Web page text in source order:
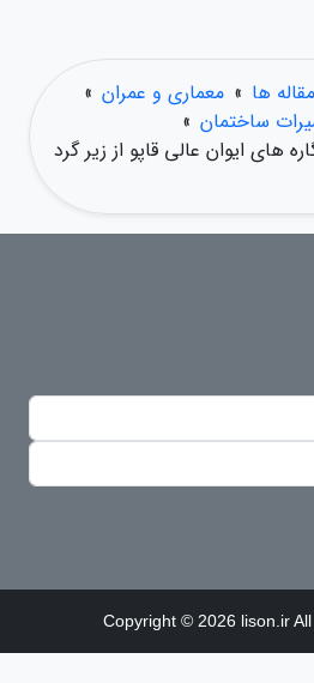
ها » معماری و عمران »
ساختمان »
های ایوان عالی قاپو از زیر گرد
Copyright © 2026 lison.ir